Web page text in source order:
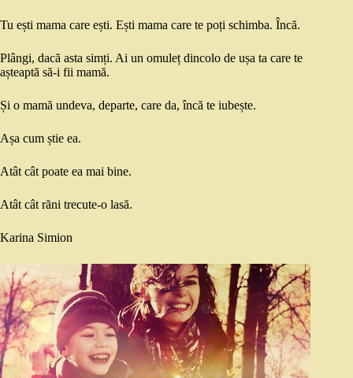
Tu ești mama care ești. Ești mama care te poți schimba. Încă.
Plângi, dacă asta simți. Ai un omuleț dincolo de ușa ta care te
așteaptă să-i fii mamă.
Și o mamă undeva, departe, care da, încă te iubește.
Așa cum știe ea.
Atât cât poate ea mai bine.
Atât cât răni trecute-o lasă.
Karina Simion